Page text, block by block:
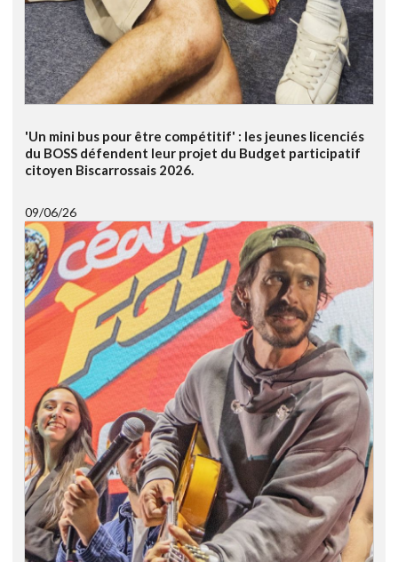
'Un mini bus pour être compétitif' : les jeunes licenciés
du BOSS défendent leur projet du Budget participatif
citoyen Biscarrossais 2026.
09/06/26